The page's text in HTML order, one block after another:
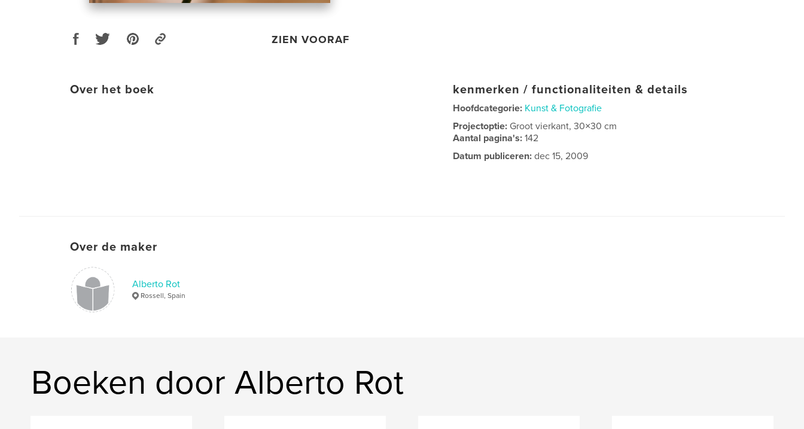
ZIEN VOORAF
Over het boek kenmerken / functionaliteiten & details
Hoofdcategorie: Kunst & Fotografie
Projectoptie: Groot vierkant, 30×30 cm
Aantal pagina's:142
Datum publiceren: dec 15, 2009
Over de maker
Alberto Rot
Rossell, Spain
Boeken door Alberto Rot